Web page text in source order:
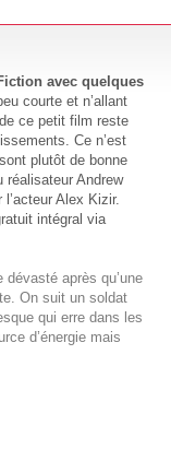
avec quelques
courte et n’allant
ce petit film reste
Ce n’est
plutôt de bonne
réalisateur Andrew
Alex Kizir.
intégral via
après qu’une
On suit un soldat
qui erre dans les
d’énergie mais